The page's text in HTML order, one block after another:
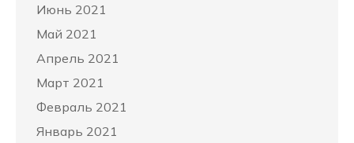
Июнь 2021
Май 2021
Апрель 2021
Март 2021
Февраль 2021
Январь 2021